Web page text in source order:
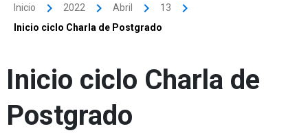
Inicio 2022 Abril
13
Inicio ciclo Charla de Postgrado
Inicio ciclo Charla de
Postgrado